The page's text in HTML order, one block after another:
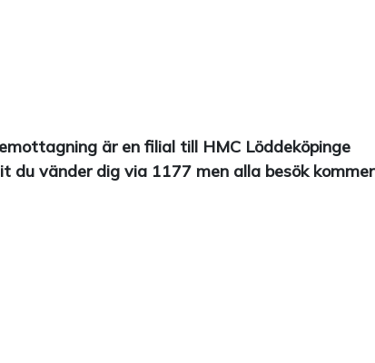
är en filial till HMC Löddeköpinge
du vänder dig via 1177 men alla besök kommer